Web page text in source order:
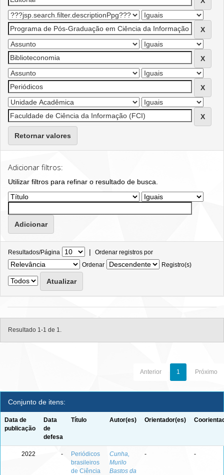
Retornar valores
Adicionar filtros:
Utilizar filtros para refinar o resultado de busca.
Resultados/Página | Ordenar registros por
Ordenar
Registro(s)
Resultado 1-1 de 1.
Anterior 1 Próximo
Conjunto de itens:
Data de
publicação
Data
de
defesa
Título Autor(es) Orientador(es)
2022 -
Periódicos
brasileiros
de Ciência
Cunha,
Murilo
Bastos da
- -